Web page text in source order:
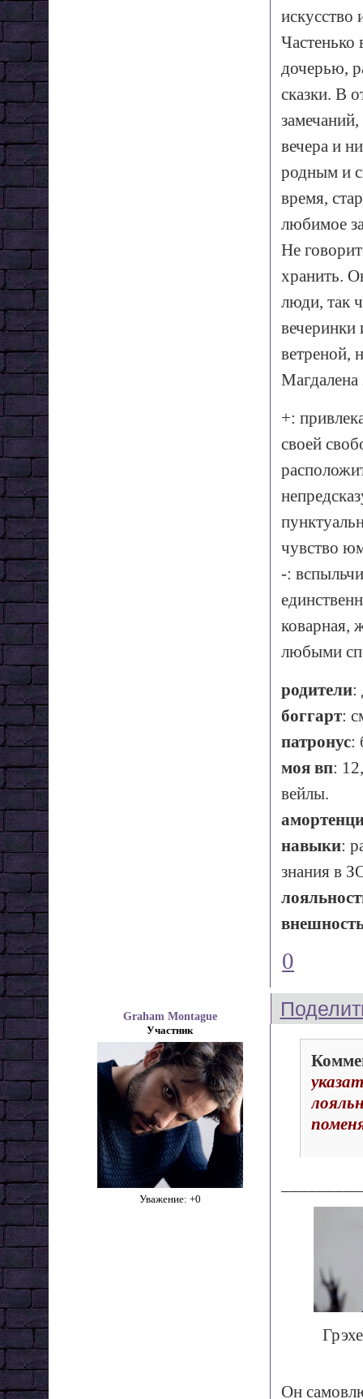
искусство
дочерью,
сказки. В
вечера и
родным и
время,
любимое
Не
хранить.
люди, так
вечеринки
ветреной,
Магдалена
+:
своей
чувство
-:
коварная,
любыми
родители:
боггарт:
патронус:
моя вп:
вейлы.
навыки:
знания в
0
Graham Montague
Участник
Уважение: +0
­Он